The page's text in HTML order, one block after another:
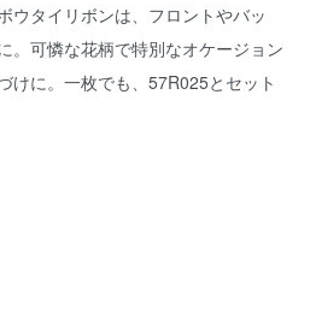
ウタイリボンは、フロントやバッ
。可憐な花柄で特別なオケージョン
けに。一枚でも、57R025とセット